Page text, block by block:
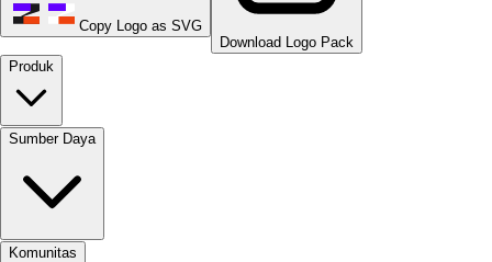
Copy Logo as SVG
Download Logo Pack
Produk
Sumber Daya
Komunitas